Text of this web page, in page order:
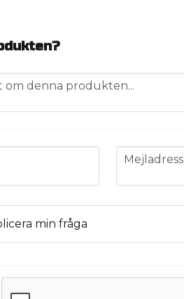
om denna produkten...
email
Mejladress
min fråga